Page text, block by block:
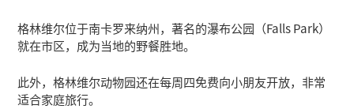
格林维尔位于南卡罗来纳州，著名的瀑布公园（Falls Park）
就在市区，成为当地的野餐胜地。
此外，格林维尔动物园还在每周四免费向小朋友开放，非常
适合家庭旅行。